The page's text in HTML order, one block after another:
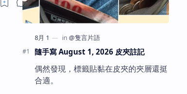
隨手寫 August 1, 2026 皮夾註記
偶然發現，標籤貼黏在皮夾的夾層還挺
合適。